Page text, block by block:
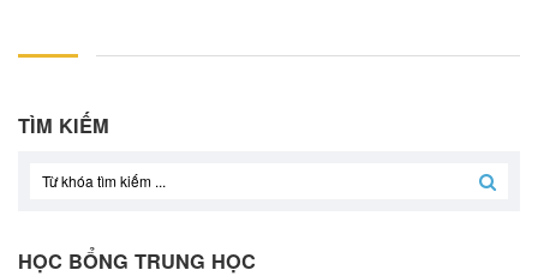
TÌM KIẾM
HỌC BỔNG TRUNG HỌC